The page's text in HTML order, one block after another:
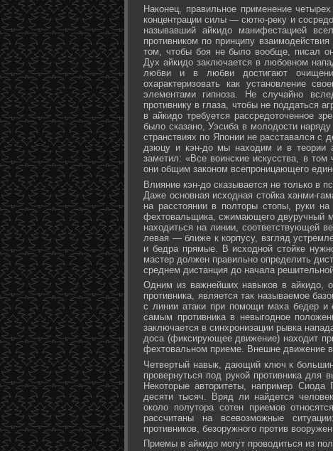
Наконец, правильное применение
концентрации силы — сютю-реку и
называвший айкидо манифестацией
противником по принципу
том, чтобы боя не было вообще, писал
Дух айкидо заключается в любовном
любви и в любви достигают
охарактеризовать как установление
элементами гипноза. Не случайно
противнику в глаза, чтобы не поддаться
в айкидо требуется рассредоточенное
было сказано, Уэсиба в молодости
странствиях по Японии не расставался с
дзюцу и кэн-до мы находим и в теории
заметил: «Все воинские искусства, в
они общим законом всепроницающего
Влияние кэн-до сказывается не только в
Даже основная исходная стойка ханми-
на расстоянии в полторы стопы, руки
фехтовальщика, сжимающего двуручный
находиться на линии, соответствующей
левая — ближе к корпусу, взгляд
и бедра прямые. В исходной стойке
мастер должен правильно определить
среднем дистанция до начала
Одним из важнейших навыков в айкидо,
противника, является так называемое
с линии атаки при помощи маха бедер и
самым противника в невыгодное
заключается в синхронизации рывка
доса (фиксирующее движение) находит
фехтовальном приеме. Внешне движение
Четвертый навык, дающий ключ к
провернуться под рукой противника для
Некоторые авторитеты, например
десяти тысяч. Вряд ли найдется
около полутора сотен приемов
рассчитаны на всевозможные
противников, безоружного против
Приемы в айкидо могут проводиться из